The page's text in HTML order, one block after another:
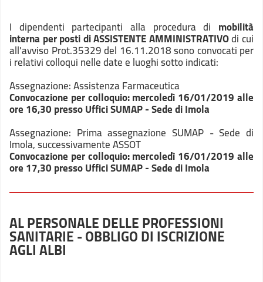
I dipendenti partecipanti alla procedura di mobilità
interna per posti di ASSISTENTE AMMINISTRATIVOdi cui
all'avviso Prot.35329 del 16.11.2018 sono convocati per
i relativi colloqui nelle date e luoghi sotto indicati:
Assegnazione: Assistenza Farmaceutica
Convocazione per colloquio: mercoledì 16/01/2019 alle
ore 16,30 presso Uffici SUMAP - Sede di Imola
Assegnazione: Prima assegnazione SUMAP - Sede di
Imola, successivamente ASSOT
Convocazione per colloquio: mercoledì 16/01/2019 alle
ore 17,30 presso Uffici SUMAP - Sede di Imola
AL PERSONALE DELLE PROFESSIONI
SANITARIE - OBBLIGO DI ISCRIZIONE
AGLI ALBI